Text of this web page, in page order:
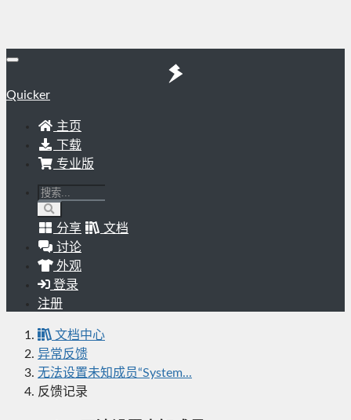
Quicker
主页
下载
专业版
分享
文档
讨论
外观
登录
注册
文档中心
异常反馈
无法设置未知成员“System...
反馈记录